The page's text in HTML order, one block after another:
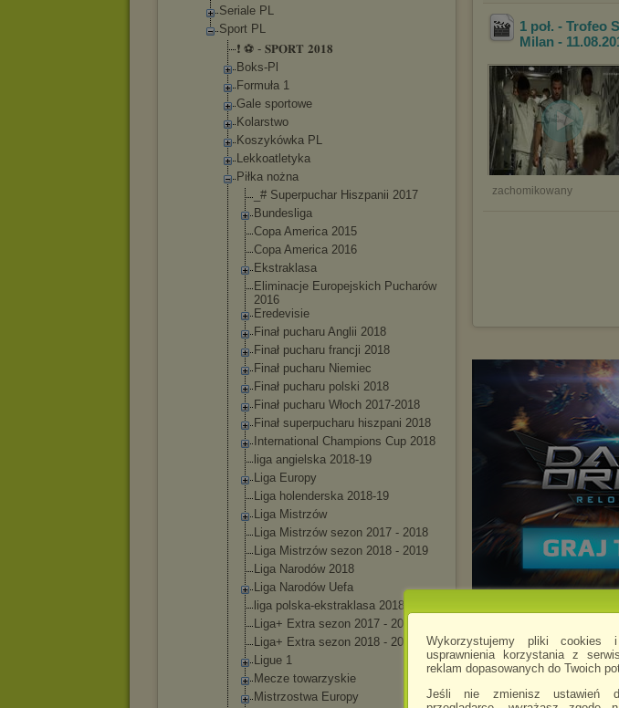
Wykorzystujemy pliki
usprawnienia korzystania z
reklam dopasowanych do Twoich
Jeśli nie zmienisz ustawień
Seriale PL
Sport PL
❗ ⚽ - 𝐒𝐏𝐎𝐑𝐓 𝟐𝟎𝟏𝟖
Boks-Pl
Formuła 1
Gale sportowe
Kolarstwo
Koszykówka PL
Lekkoatletyka
Piłka nożna
_# Superpuc har Hiszpanii 2017
Bundesliga
Copa America 2015
Copa America 2016
Ekstrakl asa
Eliminacje Europejs kich Pucharów
2016
Eredevisie
Finał pucharu Anglii 2018
Finał pucharu francji 2018
Finał pucharu Niemiec
Finał pucharu polski 2018
Finał pucharu Włoch 2017-2018
Finał superpuc haru hiszpani 2018
International Champions Cup 2018
liga angielska 2018-19
Liga Europy
Liga holenderska 2018-19
Liga Mistrzów
Liga Mistrzów sezon 2017 - 2018
Liga Mistrzów sezon 2018 - 2019
Liga Narodów 2018
Liga Narodów Uefa
liga polska-ekstraklasa 2018-19
Liga+ Extra sezon 2017 - 2018
Liga+ Extra sezon 2018 - 2019
Ligue 1
Mecze towarzys kie
Mistrzostwa Europy
1 poł. - Trofeo
Milan -
zachomikowany